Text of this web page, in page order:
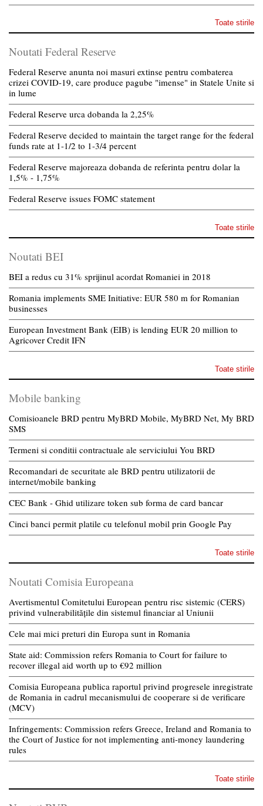
Toate stirile
Noutati Federal Reserve
Federal Reserve anunta noi masuri extinse pentru combaterea
crizei COVID-19, care produce pagube "imense" in Statele Unite si
in lume
Federal Reserve urca dobanda la 2,25%
Federal Reserve decided to maintain the target range for the federal
funds rate at 1-1/2 to 1-3/4 percent
Federal Reserve majoreaza dobanda de referinta pentru dolar la
1,5% - 1,75%
Federal Reserve issues FOMC statement
Toate stirile
Noutati BEI
BEI a redus cu 31% sprijinul acordat Romaniei in 2018
Romania implements SME Initiative: EUR 580 m for Romanian
businesses
European Investment Bank (EIB) is lending EUR 20 million to
Agricover Credit IFN
Toate stirile
Mobile banking
Comisioanele BRD pentru MyBRD Mobile, MyBRD Net, My BRD
SMS
Termeni si conditii contractuale ale serviciului You BRD
Recomandari de securitate ale BRD pentru utilizatorii de
internet/mobile banking
CEC Bank - Ghid utilizare token sub forma de card bancar
Cinci banci permit platile cu telefonul mobil prin Google Pay
Toate stirile
Noutati Comisia Europeana
Avertismentul Comitetului European pentru risc sistemic (CERS)
privind vulnerabilitățile din sistemul financiar al Uniunii
Cele mai mici preturi din Europa sunt in Romania
State aid: Commission refers Romania to Court for failure to
recover illegal aid worth up to €92 million
Comisia Europeana publica raportul privind progresele inregistrate
de Romania in cadrul mecanismului de cooperare si de verificare
(MCV)
Infringements: Commission refers Greece, Ireland and Romania to
the Court of Justice for not implementing anti-money laundering
rules
Toate stirile